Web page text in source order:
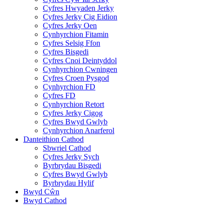
Cyfres Hwyaden Jerky
Cyfres Jerky Cig Eidion
Cyfres Jerky Oen
Cynhyrchion Fitamin
Cyfres Selsig Ffon
Cyfres Bisgedi
Cyfres Cnoi Deintyddol
Cynhyrchion Cwningen
Cyfres Croen Pysgod
Cynhyrchion FD
Cyfres FD
Cynhyrchion Retort
Cyfres Jerky Cigog
Cyfres Bwyd Gwlyb
Cynhyrchion Anarferol
Danteithion Cathod
Sbwriel Cathod
Cyfres Jerky Sych
Byrbrydau Bisgedi
Cyfres Bwyd Gwlyb
Byrbrydau Hylif
Bwyd Cŵn
Bwyd Cathod